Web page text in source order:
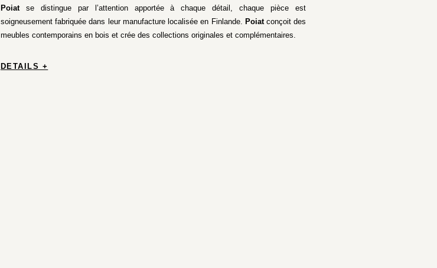
Poiatse distingue par l’attention apportée à chaque détail, chaque pièce est
soigneusement fabriquée dans leur manufacture localisée en Finlande. Poiatconçoit des
meubles contemporains en bois et crée des collections originales et complémentaires.
DETAILS +